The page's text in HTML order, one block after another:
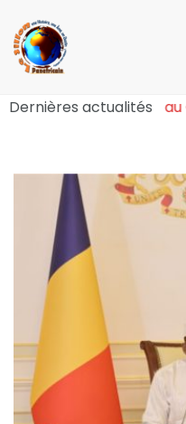
Dernières actualités
Sociopolitique Majeure